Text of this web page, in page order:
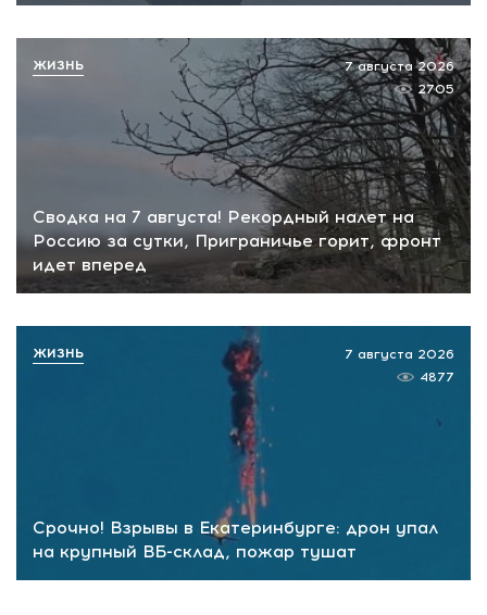
Сводка на 7 августа! Рекордный налет на
Россию за сутки, Приграничье горит, фронт
идет вперед
7 августа 2026
2705
ЖИЗНЬ
Срочно! Взрывы в Екатеринбурге: дрон упал
на крупный ВБ-склад, пожар тушат
7 августа 2026
4877
ЖИЗНЬ